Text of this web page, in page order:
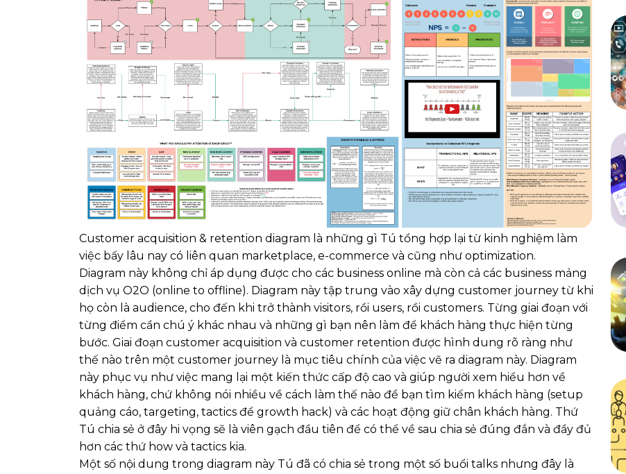
Customer acquisition & retention diagram là những gì Tú tổng hợp lại từ kinh nghiệm làm
việc bấy lâu nay có liên quan marketplace, e-commerce và cũng như optimization.
Diagram này không chỉ áp dụng được cho các business online mà còn cả các business mảng
dịch vụ O2O (online to offline). Diagram này tập trung vào xây dựng customer journey từ khi
họ còn là audience, cho đến khi trở thành visitors, rồi users, rồi customers. Từng giai đoạn với
từng điểm cần chú ý khác nhau và những gì bạn nên làm để khách hàng thực hiện từng
bước. Giai đoạn customer acquisition và customer retention được hình dung rõ ràng như
thế nào trên một customer journey là mục tiêu chính của việc vẽ ra diagram này. Diagram
này phục vụ như việc mang lại một kiến thức cấp độ cao và giúp người xem hiểu hơn về
khách hàng, chứ không nói nhiều về cách làm thế nào để bạn tìm kiếm khách hàng (setup
quảng cáo, targeting, tactics để growth hack) và các hoạt động giữ chân khách hàng. Thứ
Tú chia sẻ ở đây hi vọng sẽ là viên gạch đầu tiên để có thể về sau chia sẻ đúng đắn và đầy đủ
hơn các thứ how và tactics kia.
Một số nội dung trong diagram này Tú đã có chia sẻ trong một số buổi talks nhưng đây là